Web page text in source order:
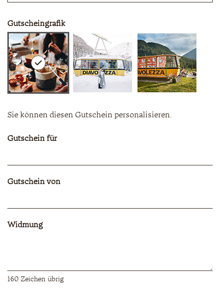
Gutscheingrafik
Sie können diesen Gutschein personalisieren.
Gutschein für
Gutschein von
Widmung
160 Zeichen übrig